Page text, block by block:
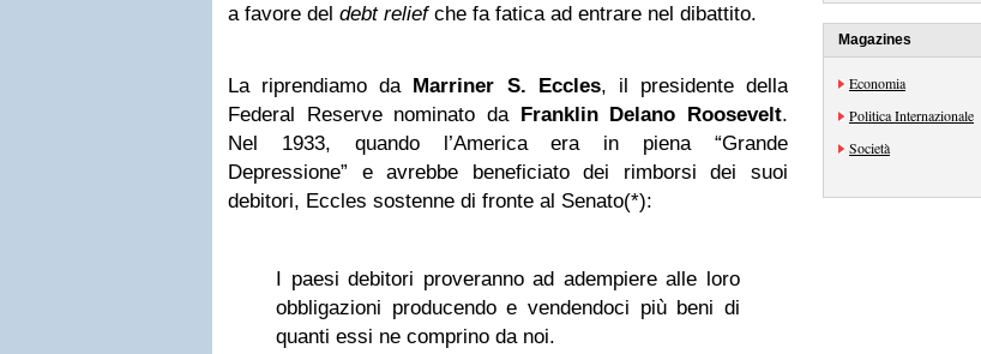
a favore del debt reliefche fa fatica ad entrare nel dibattito.
La riprendiamo da Marriner S. Eccles, il presidente della
Federal Reserve nominato da Franklin Delano Roosevelt.
Nel 1933, quando l’America era in piena “Grande
Depressione” e avrebbe beneficiato dei rimborsi dei suoi
debitori, Eccles sostenne di fronte al Senato(*):
I paesi debitori proveranno ad adempiere alle loro
obbligazioni producendo e vendendoci più beni di
quanti essi ne comprino da noi.
Magazines
Economia
Politica Internazionale
Società